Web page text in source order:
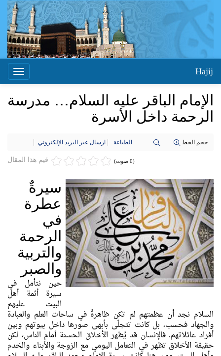
Toggle
Hajij
الإمام الباقر عليه السلام… مدرسة
الرحمة داخل الأسرة
حجم الخط الطباعة ارسال عبر البريد الإلكتروني
قيم هذا المقال (0 صوت)
سيرةٌ
عطرة
في
الرحمة
والتربية
والصبر
حين نتأمل في
سيرة أئمة أهل
البيت عليهم
السلام نجد أن عظمتهم لم تكن ظاهرةً في ساحات العلم والعبادة
والجهاد فحسب، بل كانت تتجلّى بأبهى صورها داخل بيوتهم وبين
أفراد عائلاتهم. فالإنسان قد يُظهر الأخلاق الحسنة أمام الناس، لكن
حقيقة الأخلاق تظهر في التعامل اليومي مع الزوجة والأبناء والخدم